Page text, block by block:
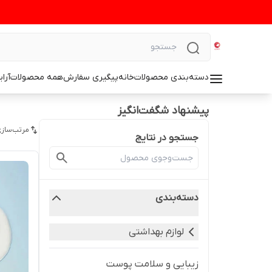
دسته‌بندی محصولاتخانهپیگیری سفارشهمه محصولات
پیشنهاد شگفت‌انگیز
جستجو در نتایج
دسته‌بندی
لوازم بهداشتی
زیبایی و سلامت پوست